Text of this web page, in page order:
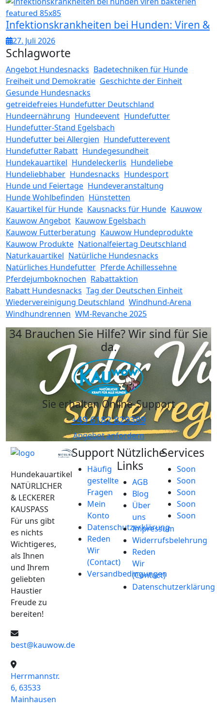
Infektionskrankheiten bei Hunden: Viren &
27. Juli 2026
Schlagworte
Angebot Hundesnacks Badetechniken für Hunde
Freiheit und Demokratie Geschichte der Einheit
Gesunde Hundesnacks
getreidefreies Hundefutter Deutschland
Hundeernährung Hundeevent Hundefutter
Hundefutter-Stand Egelsbach
Hundefutter bei Allergien Hundefutterevent
Hundefutter Rabatt Hundegesundheit
Hundekauartikel Hundeleckerlis Hundeliebe
Hundeliebhaber Hundesnacks Hundesport
Hunde und Feiertage Hundeveranstaltung
Hunde Wohlbefinden Hünstetten
Kauartikel für Hunde Kausnacks für Hunde Kauwow
Kauwow Angebot Kauwow Egelsbach
Kauwow Futterberatung Kauwow Hundeprodukte
Kauwow Produkte Nationalfeiertag Deutschland
Naturkauartikel Natürliche Hundesnacks
Natürliches Hundefutter Pferde Achillessehne
Pferdejumboknochen Rabattaktion
Rabatt Hundesnacks Tag der Deutschen Einheit
Wiedervereinigung Deutschland Windhund-Arena
Windhundrennen WM-Revanche 2025
34 Brauchen Sie Hilfe? Wir sind für Sie
da.
Sie erhalten Online-Support
+49 6182 829389
Angebot anfordern
Hundekauartikel
NATÜRLICHER
& LECKERER
KAUSPASS
Für uns gibt
es nichts
Wichtigeres,
als Ihnen
und Ihrem
geliebten
Haustier
Freude zu
bereiten!
best@kauwow.de
Herrmannstr.
6, 63533
Mainhausen
Support
Häufig
gestellte
Fragen
Mein
Konto
Datenschutzerklärung
Reden
Wir
(Contact)
Versandbedingungen
Nützliche
Links
AGB
Blog
Über
uns
Impressum
Widerrufsbelehrung
Reden
Wir
(Contact)
Datenschutzerklärung
Services
Soon
Soon
Soon
Soon
Soon